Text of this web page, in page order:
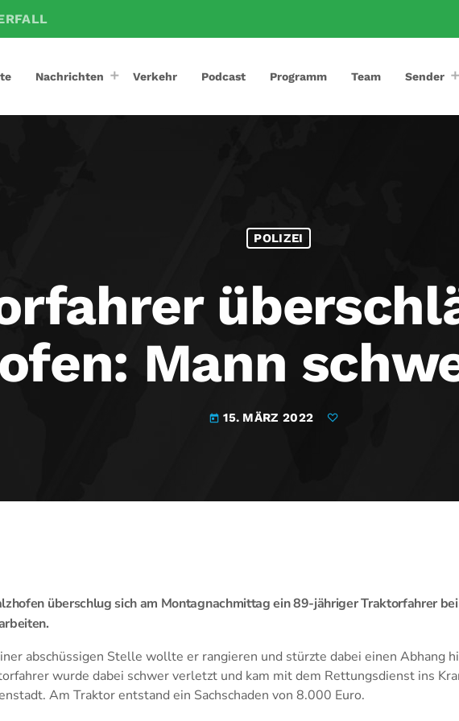
Nachrichten Verkehr Podcast Programm Team Sender
POLIZEI
Mann
today 15. MÄRZ 2022
überschlug sich am Montagnachmittag ein 89-jähriger Traktorfahrer
abschüssigen Stelle wollte er rangieren und stürzte dabei einen Abhang
wurde dabei schwer verletzt und kam mit dem Rettungsdienst ins
Am Traktor entstand ein Sachschaden von 8.000 Euro.